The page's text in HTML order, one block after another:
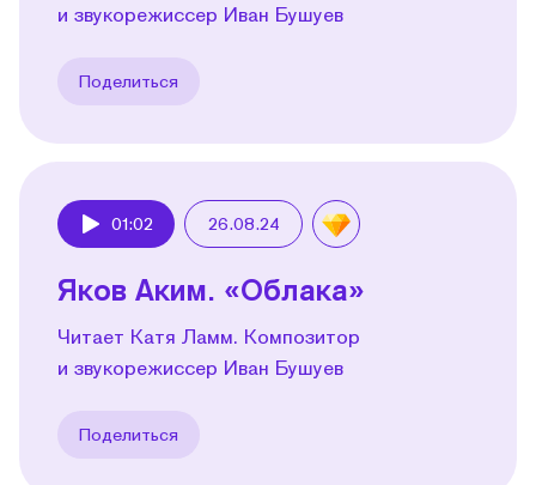
и звукорежиссер Иван Бушуев
Поделиться
01:02 26.08.24
Яков Аким. «Облака»
Читает Катя Ламм. Композитор
и звукорежиссер Иван Бушуев
Поделиться